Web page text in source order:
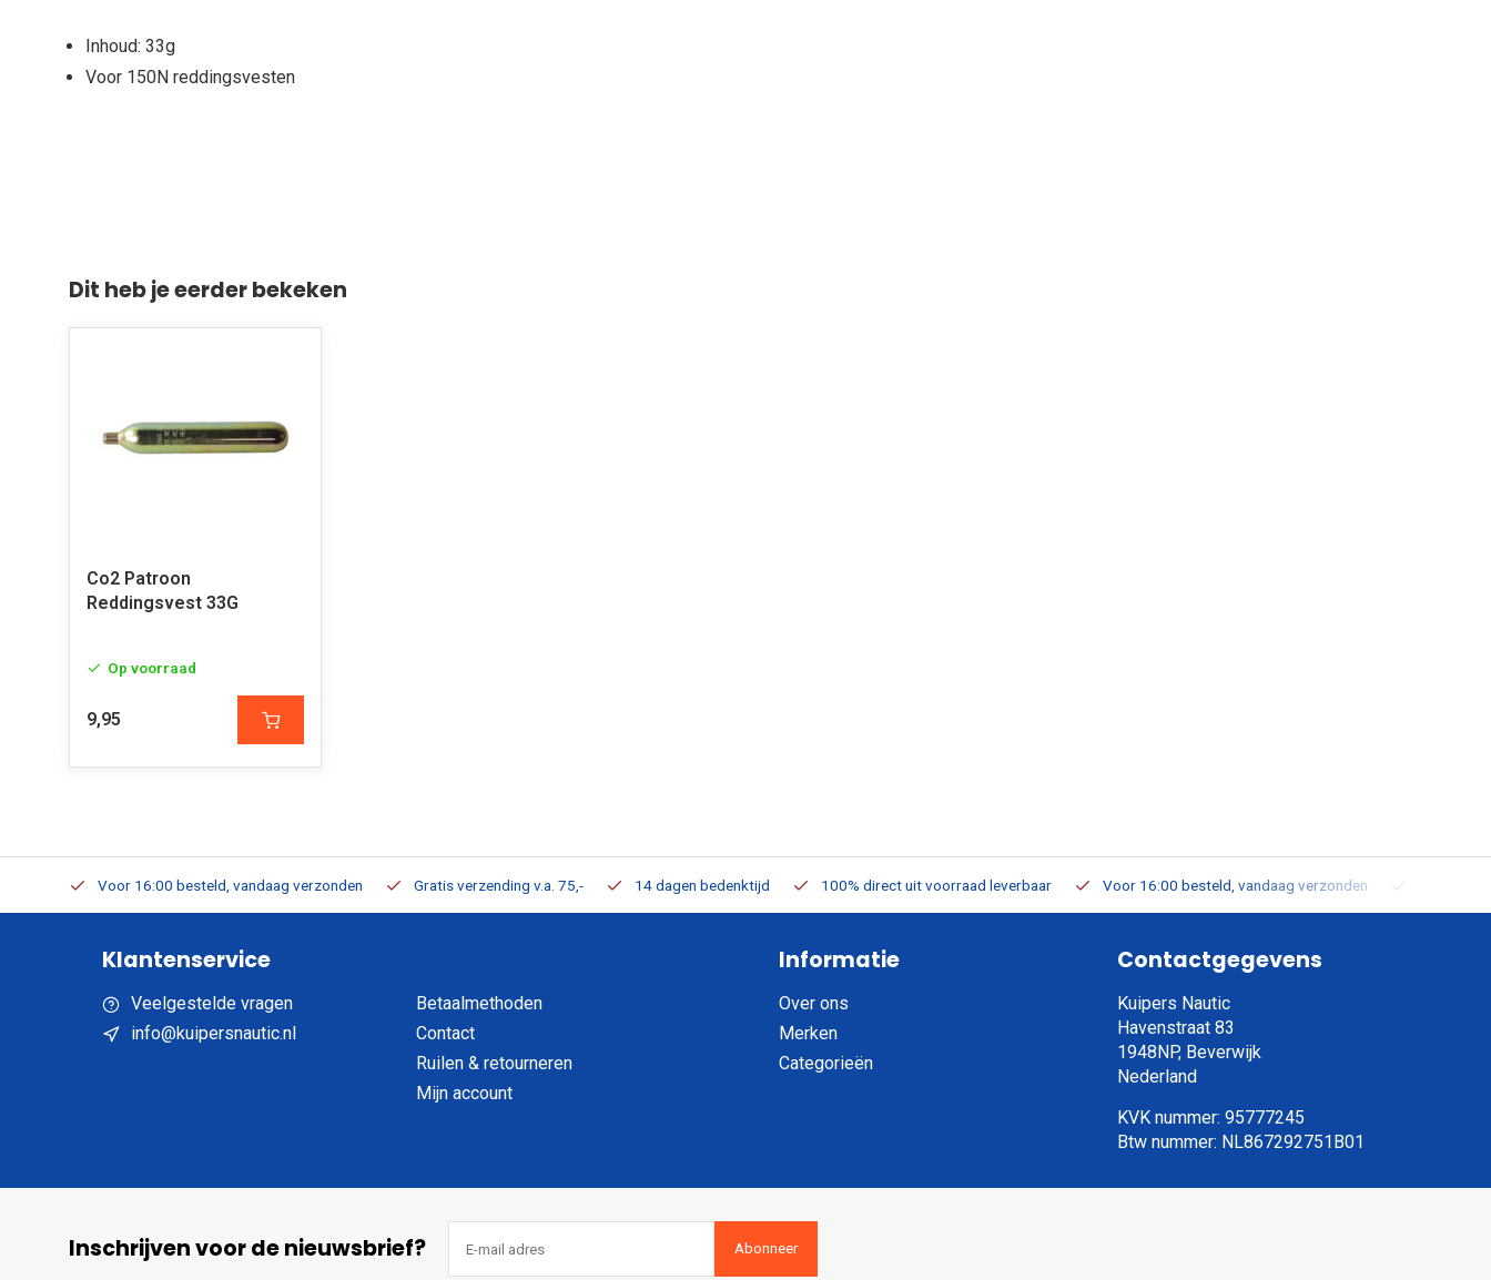
Inhoud: 33g
Voor 150N reddingsvesten
Dit heb je eerder bekeken
Co2 Patroon
Reddingsvest 33G
Op voorraad
9,95
Voor 16:00 besteld, vandaag verzonden Gratis verzending v.a. 75,- 14 dagen bedenktijd 100% direct uit voorraad leverbaar Voor 16:00 besteld, vandaag verzonden
Klantenservice
Veelgestelde vragen
info@kuipersnautic.nl
Betaalmethoden
Contact
Ruilen & retourneren
Mijn account
Informatie
Over ons
Merken
Categorieën
Contactgegevens
Kuipers Nautic
Havenstraat 83
1948NP, Beverwijk
Nederland
KVK nummer: 95777245
Btw nummer: NL867292751B01
Inschrijven voor de nieuwsbrief? Abonneer